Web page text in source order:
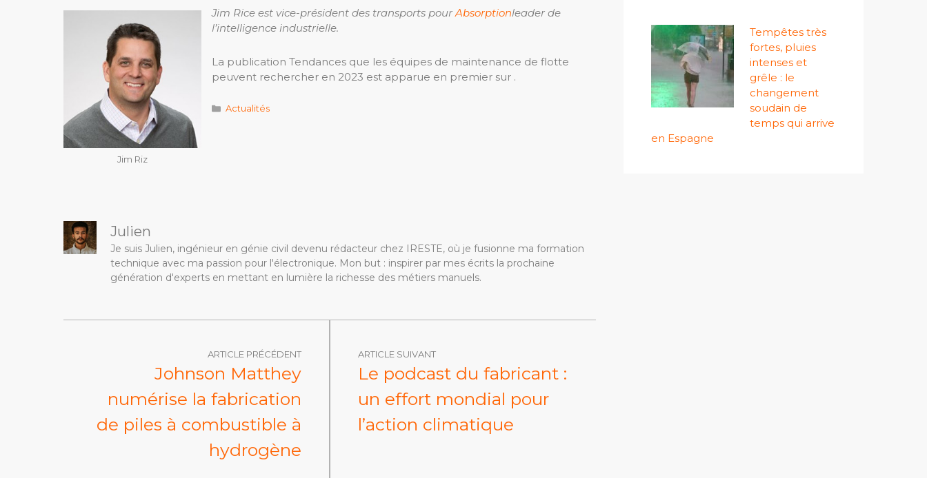
Jim Riz
Jim Rice est vice-président des transports pour Absorptionleader de
l’intelligence industrielle.
La publication Tendances que les équipes de maintenance de flotte
peuvent rechercher en 2023 est apparue en premier sur .
Catégories
Actualités
Julien
Je suis Julien, ingénieur en génie civil devenu rédacteur chez IRESTE, où je fusionne ma formation
technique avec ma passion pour l'électronique. Mon but : inspirer par mes écrits la prochaine
génération d'experts en mettant en lumière la richesse des métiers manuels.
ARTICLE PRÉCÉDENT
Johnson Matthey
numérise la fabrication
de piles à combustible à
hydrogène
ARTICLE SUIVANT
Le podcast du fabricant :
un effort mondial pour
l’action climatique
Tempêtes très
fortes, pluies
intenses et
grêle : le
changement
soudain de
temps qui arrive
en Espagne